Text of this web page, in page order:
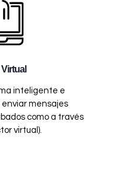
inteligente e
mensajes
como a través
virtual).